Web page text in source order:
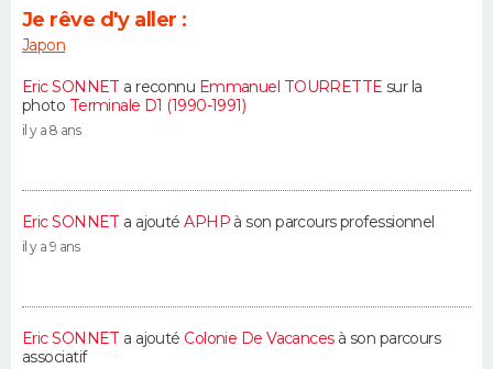
Je rêve d'y aller :
Japon
Eric SONNET a reconnu Emmanuel TOURRETTE sur la
photo Terminale D1 (1990-1991)
il y a 8 ans
Eric SONNET a ajoutéAPHP à son parcours professionnel
il y a 9 ans
Eric SONNET a ajouté Colonie De Vacancesà son parcours
associatif